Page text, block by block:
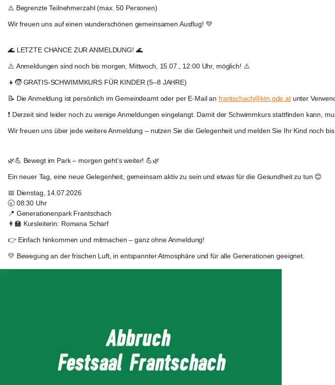
⚠️ Begrenzte Teilnehmerzahl (max. 50 Personen)
Wir freuen uns auf einen wunderschönen gemeinsamen Ausflug! 💚
Sankt
🌊 LETZTE CHANCE ZUR ANMELDUNG! 🌊
⚠️ Anmeldungen sind noch bis morgen, Mittwoch, 15.07., 12:00 Uhr, möglich! ⚠️
👧🧒 GRATIS-SCHWIMMKURS FÜR KINDER (5–8 JAHRE)
📝 Die Anmeldung ist persönlich im Gemeindeamt oder per E-Mail an frantschach@ktn.gde.at unter
❗ Derzeit sind leider noch zu wenige Anmeldungen eingelangt. Damit der Schwimmkurs stattfinden kann,
Wir freuen uns über jede weitere Anmeldung – nutzen Sie die Gelegenheit und melden Sie Ihr Kind noch bis
Sankt
🌿💪 Bewegt im Park – morgen geht’s weiter! 💪🌿
Ein neuer Tag, eine neue Gelegenheit, gemeinsam aktiv zu sein und etwas für die Gesundheit zu tun 😊
📅 Dienstag, 14.07.2026
🕣 08:30 Uhr
📍 Generationenpark Frantschach
👩‍🏫 Kursleiterin: Romana Scharf
👉 Einfach hinkommen und mitmachen – ganz ohne Anmeldung!
💛 Bewegung an der frischen Luft, in entspannter Atmosphäre und für alle Generationen geeignet.